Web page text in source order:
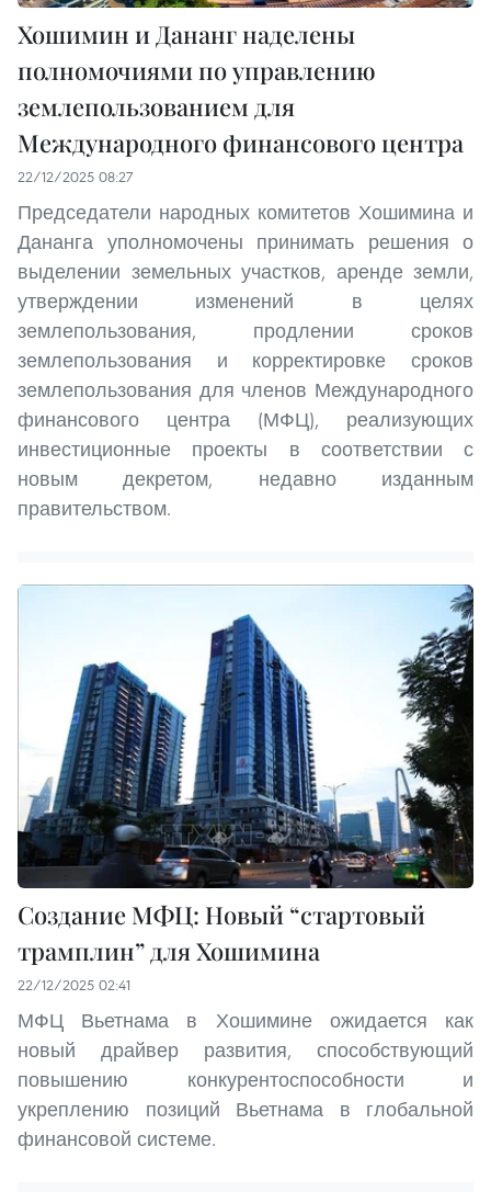
Хошимин и Дананг наделены
полномочиями по управлению
землепользованием для
Международного финансового центра
22/12/2025 08:27
Председатели народных комитетов Хошимина и
Дананга уполномочены принимать решения о
выделении земельных участков, аренде земли,
утверждении изменений в целях
землепользования, продлении сроков
землепользования и корректировке сроков
землепользования для членов Международного
финансового центра (МФЦ), реализующих
инвестиционные проекты в соответствии с
новым декретом, недавно изданным
правительством.
Создание МФЦ: Новый “стартовый
трамплин” для Хошимина
22/12/2025 02:41
МФЦ Вьетнама в Хошимине ожидается как
новый драйвер развития, способствующий
повышению конкурентоспособности и
укреплению позиций Вьетнама в глобальной
финансовой системе.